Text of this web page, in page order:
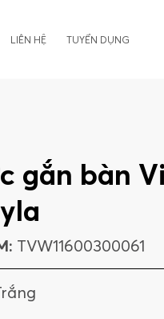
LIÊN HỆ TUYỂN DỤNG
gắn bàn
TVW11600300061